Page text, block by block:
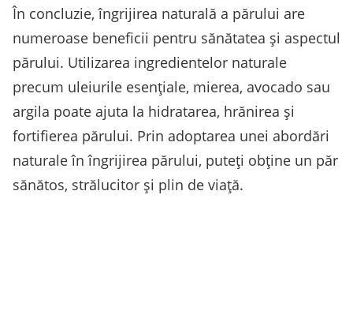
În concluzie, îngrijirea naturală a părului are
numeroase beneficii pentru sănătatea și aspectul
părului. Utilizarea ingredientelor naturale
precum uleiurile esențiale, mierea, avocado sau
argila poate ajuta la hidratarea, hrănirea și
fortifierea părului. Prin adoptarea unei abordări
naturale în îngrijirea părului, puteți obține un păr
sănătos, strălucitor și plin de viață.